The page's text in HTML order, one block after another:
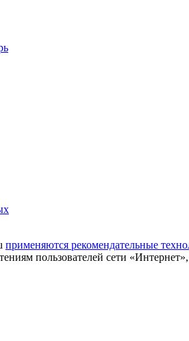
применяются рекомендательные
пользователей сети